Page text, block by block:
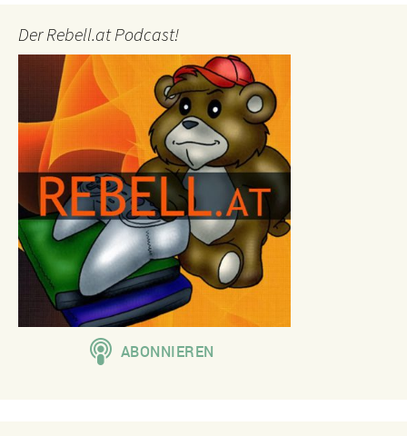
Der Rebell.at Podcast!